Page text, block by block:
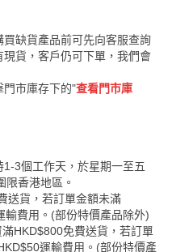
缺貨產品前可先向客服查詢
貨，客戶仍可下單，我們會
門市庫存下的"查看門市庫
1-3個工作天，於星期一至五
香港地區。
送貨，若訂單金額未滿
輸費用。(部份特價產品除外)
HKD$800免費送貨，若訂單
運輸費用。(部份特價產